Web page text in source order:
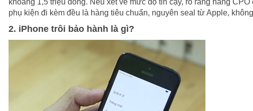
khoảng 1,5 triệu đồng. Nếu xét về mức độ tin cậy, rõ ràng hàng
phụ kiện đi kèm đều là hàng tiêu chuẩn, nguyên seal từ Apple,
2. iPhone trôi bảo hành là gì?